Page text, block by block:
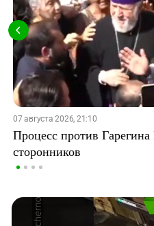
07 августа 2026, 21:10
Процесс против
сторонников